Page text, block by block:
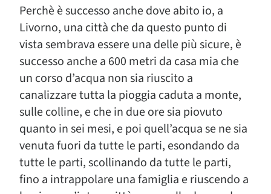
Perchè è successo anche dove abito io, a
Livorno, una città che da questo punto di
vista sembrava essere una delle più sicure, è
successo anche a 600 metri da casa mia che
un corso d’acqua non sia riuscito a
canalizzare tutta la pioggia caduta a monte,
sulle colline, e che in due ore sia piovuto
quanto in sei mesi, e poi quell’acqua se ne sia
venuta fuori da tutte le parti, esondando da
tutte le parti, scollinando da tutte le parti,
fino a intrappolare una famiglia e riuscendo a